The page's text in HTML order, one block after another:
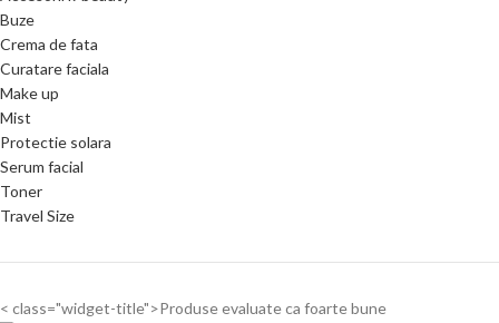
Buze
Crema de fata
Curatare faciala
Make up
Mist
Protectie solara
Serum facial
Toner
Travel Size
< class="widget-title">Produse evaluate ca foarte bune